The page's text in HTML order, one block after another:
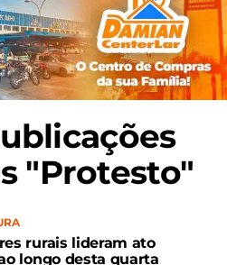
"Protesto"
rurais lideram ato
longo desta quarta